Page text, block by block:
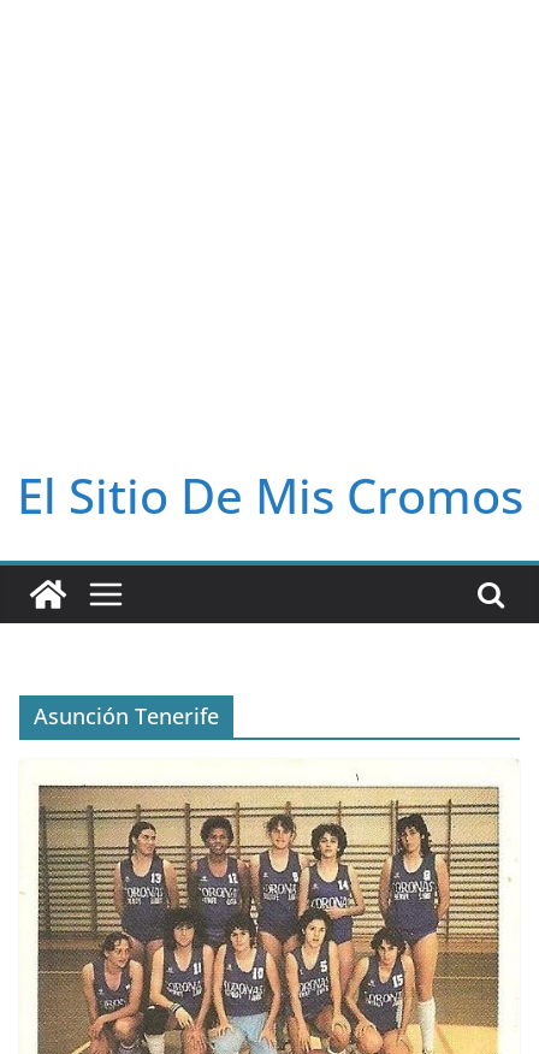
El Sitio De Mis Cromos
Asunción Tenerife